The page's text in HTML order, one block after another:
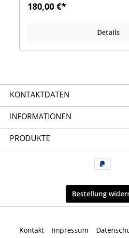
180,00 €*
Details
KONTAKTDATEN
INFORMATIONEN
PRODUKTE
Bestellung
Kontakt Impressum